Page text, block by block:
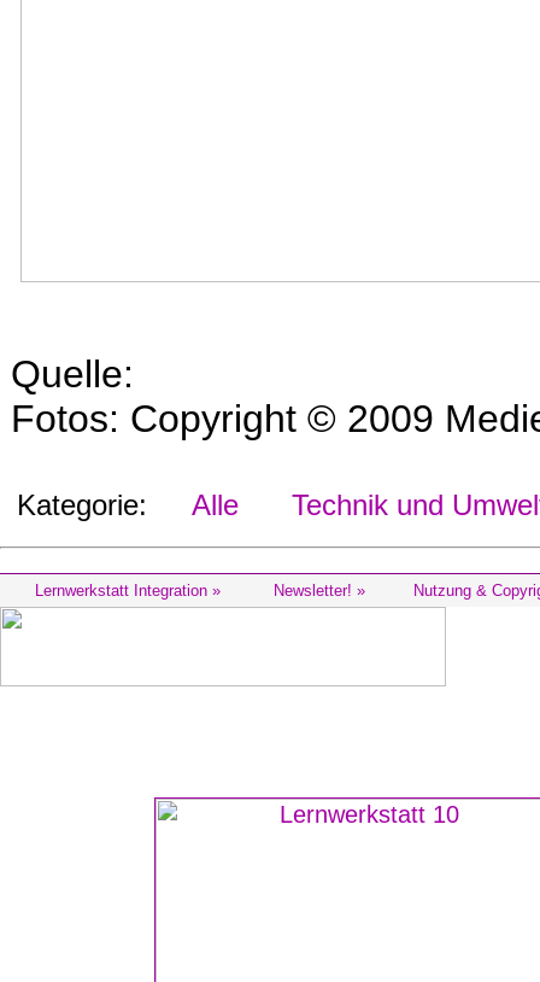
Quelle:
Fotos: Copyright © 2009
Kategorie: Alle Technik und
Lernwerkstatt Integration » Newsletter! » Nutzung &